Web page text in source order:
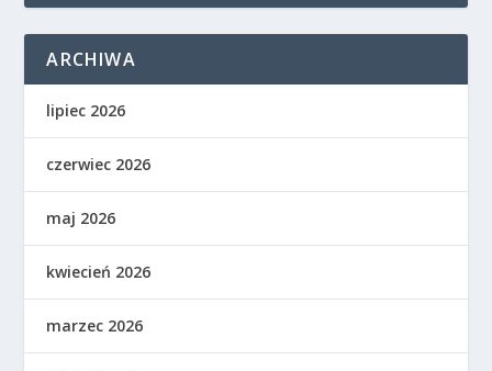
ARCHIWA
lipiec 2026
czerwiec 2026
maj 2026
kwiecień 2026
marzec 2026